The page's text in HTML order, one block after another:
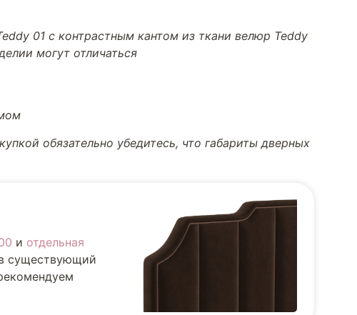
01 с контрастным кантом из ткани велюр Teddy
могут отличаться
обязательно убедитесь, что габариты дверных
и отдельная
существующий